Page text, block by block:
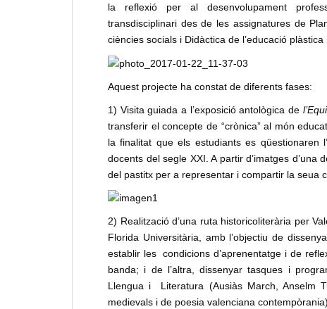
la reflexió per al desenvolupament
transdisciplinari des de les assignatures de
ciències socials i Didàctica de l’educació plàstica
Aquest projecte ha constat de diferents fases:
1) Visita guiada a l’exposició antològica de
transferir el concepte de “crònica” al món
la finalitat que els estudiants es qüestionaren
docents del segle XXI. A partir d’imatges d’una
del pastitx per a representar i compartir la seua
2) Realització d’una ruta historicoliterària per
Florida Universitària, amb l’objectiu de
establir les condicions d’aprenentatge i de
banda; i de l’altra, dissenyar tasques i
Llengua i Literatura (Ausiàs March, Anselm
medievals i de poesia valenciana